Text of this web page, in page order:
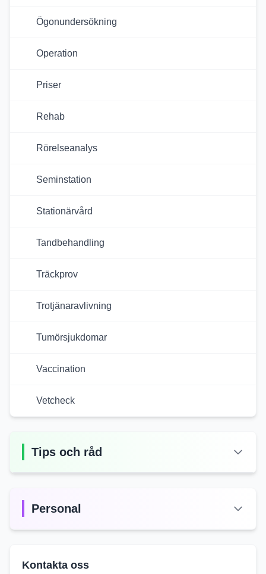
Ögonundersökning
Operation
Priser
Rehab
Rörelseanalys
Seminstation
Stationärvård
Tandbehandling
Träckprov
Trotjänaravlivning
Tumörsjukdomar
Vaccination
Vetcheck
Tips och råd
Personal
Kontakta oss